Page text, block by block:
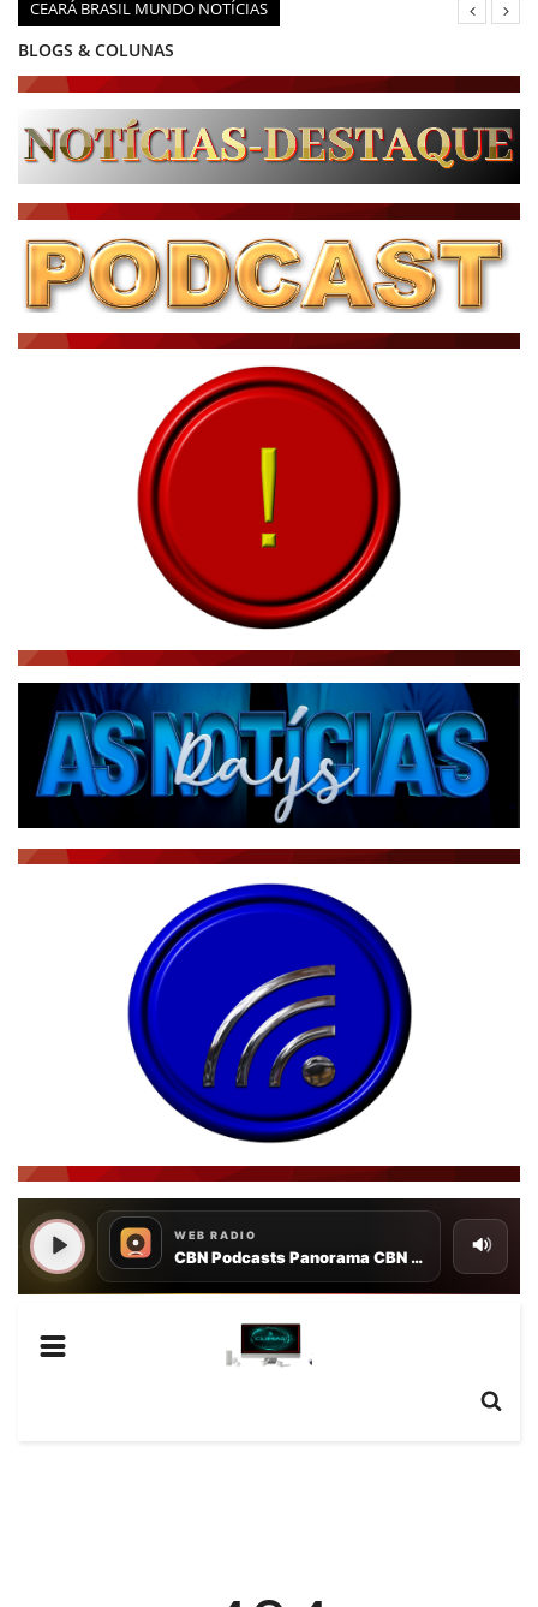
CEARÁ BRASIL MUNDO NOTÍCIAS
BLOGS & COLUNAS
PODCAST - PONTO DE VISTA
BRASIL DE FATO - ÚLTIMAS NOTÍCIAS
ÚLTIMAS NOTÍCIAS
NOTÍCIAS TAMBÉM NA TELA
BRASIL MUNDO AO VIVO
JORNAL DO BRASIL
NOTÍCIAS AO MINUTO
ACONTECEU...VIROU MANCHETE!